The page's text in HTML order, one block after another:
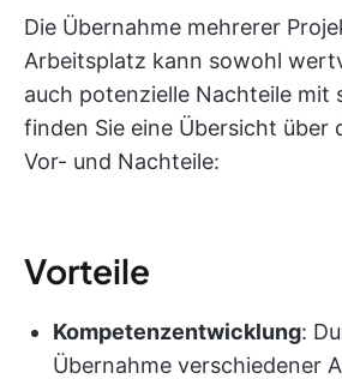
Die Übernahme mehrerer
Arbeitsplatz kann sowohl
auch potenzielle Nachteile mit
finden Sie eine Übersicht über
Vor- und Nachteile:
Vorteile
Kompetenzentwicklung:
Übernahme verschiedener